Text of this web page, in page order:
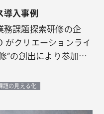
導入事例
務課題探索研修の企
がクリエーションライ
”の創出により参加者
題の見える化